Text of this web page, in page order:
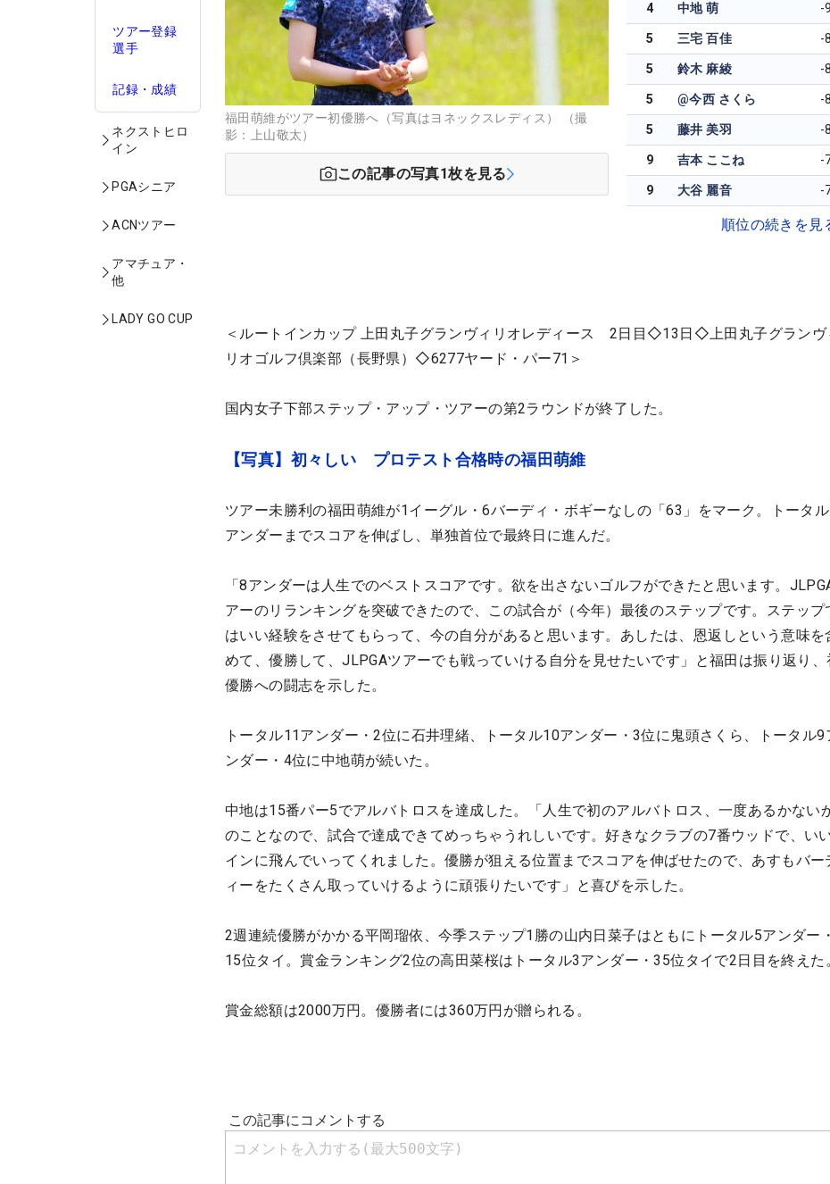
ツアー登録
選手
記録・成績
ネクストヒロ
イン
PGAシニア
ACNツアー
アマチュア・
他
LADY GO CUP
福田萌維がツアー初優勝へ（写真はヨネックスレディス） （撮
影：上山敬太）
この記事の写真1枚を見る
4 中地 萌 -9
5 三宅 百佳 -8
5 鈴木 麻綾 -8
5 @今西 さくら -8
5 藤井 美羽 -8
9 吉本 ここね -
9 大谷 麗音 -
順位の続きを見
＜ルートインカップ 上田丸子グランヴィリオレディース 2日目◇13日◇上田丸子グランヴ
リオゴルフ倶楽部（長野県）◇6277ヤード・パー71＞
国内女子下部ステップ・アップ・ツアーの第2ラウンドが終了した。
【写真】初々しい プロテスト合格時の福田萌維
ツアー未勝利の福田萌維が1イーグル・6バーディ・ボギーなしの「63」をマーク。トータ
アンダーまでスコアを伸ばし、単独首位で最終日に進んだ。
「8アンダーは人生でのベストスコアです。欲を出さないゴルフができたと思います。
アーのリランキングを突破できたので、この試合が（今年）最後のステップです。ステップ
はいい経験をさせてもらって、今の自分があると思います。あしたは、恩返しという意味を
めて、優勝して、JLPGAツアーでも戦っていける自分を見せたいです」と福田は振り返り、
優勝への闘志を示した。
トータル11アンダー・2位に石井理緒、トータル10アンダー・3位に鬼頭さくら、トータル9
ンダー・4位に中地萌が続いた。
中地は15番パー5でアルバトロスを達成した。「人生で初のアルバトロス、一度あるかない
のことなので、試合で達成できてめっちゃうれしいです。好きなクラブの7番ウッドで、い
インに飛んでいってくれました。優勝が狙える位置までスコアを伸ばせたので、あすもバー
ィーをたくさん取っていけるように頑張りたいです」と喜びを示した。
2週連続優勝がかかる平岡瑠依、今季ステップ1勝の山内日菜子はともにトータル5アンダー・
15位タイ。賞金ランキング2位の高田菜桜はトータル3アンダー・35位タイで2日目を終えた
賞金総額は2000万円。優勝者には360万円が贈られる。